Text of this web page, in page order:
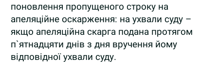
поновлення пропущеного строку на
апеляційне оскарження: на ухвали суду –
якщо апеляційна скарга подана протягом
п`ятнадцяти днів з дня вручення йому
відповідної ухвали суду.